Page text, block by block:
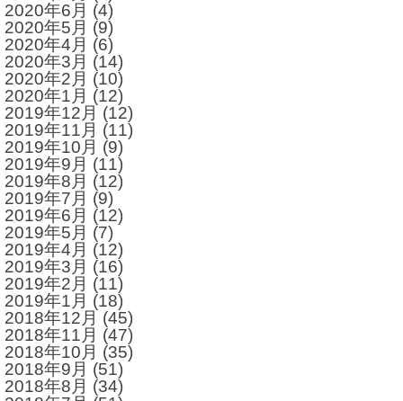
2020年6月 (4)
2020年5月 (9)
2020年4月 (6)
2020年3月 (14)
2020年2月 (10)
2020年1月 (12)
2019年12月 (12)
2019年11月 (11)
2019年10月 (9)
2019年9月 (11)
2019年8月 (12)
2019年7月 (9)
2019年6月 (12)
2019年5月 (7)
2019年4月 (12)
2019年3月 (16)
2019年2月 (11)
2019年1月 (18)
2018年12月 (45)
2018年11月 (47)
2018年10月 (35)
2018年9月 (51)
2018年8月 (34)